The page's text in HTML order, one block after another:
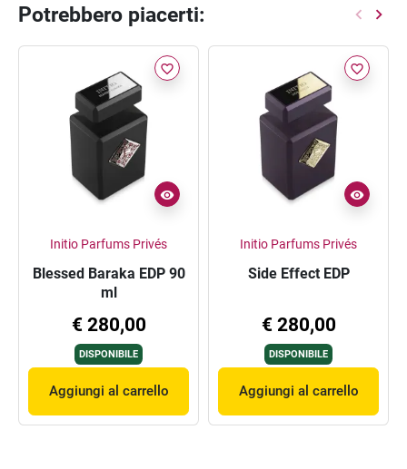
Potrebbero piacerti:
favorite_border
Initio Parfums Privés
Blessed Baraka EDP 90
ml
€ 280,00
DISPONIBILE
Aggiungi al carrello
favorite_border
Initio Parfums Privés
Side Effect EDP
€ 280,00
DISPONIBILE
Aggiungi al carrello